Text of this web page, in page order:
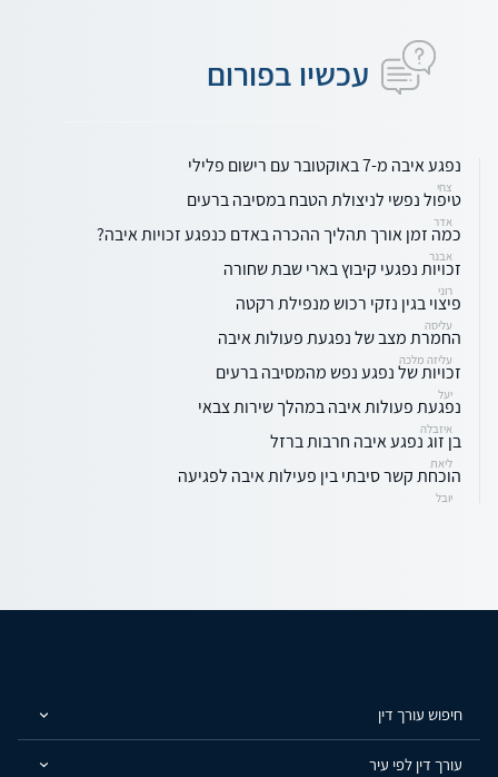
עכשיו בפורום
נפגע איבה מ-7 באוקטובר עם רישום פלילי
צחי
טיפול נפשי לניצולת הטבח במסיבה ברעים
אדר
כמה זמן אורך תהליך ההכרה באדם כנפגע זכויות איבה?
אבנר
זכויות נפגעי קיבוץ בארי שבת שחורה
רוני
פיצוי בגין נזקי רכוש מנפילת רקטה
עליסה
החמרת מצב של נפגעת פעולות איבה
עליזה מלכה
זכויות של נפגע נפש מהמסיבה ברעים
יעל
נפגעת פעולות איבה במהלך שירות צבאי
איזבלה
בן זוג נפגע איבה חרבות ברזל
ליאת
הוכחת קשר סיבתי בין פעילות איבה לפגיעה
יובל
חיפוש עורך דין
עורך דין לפי עיר